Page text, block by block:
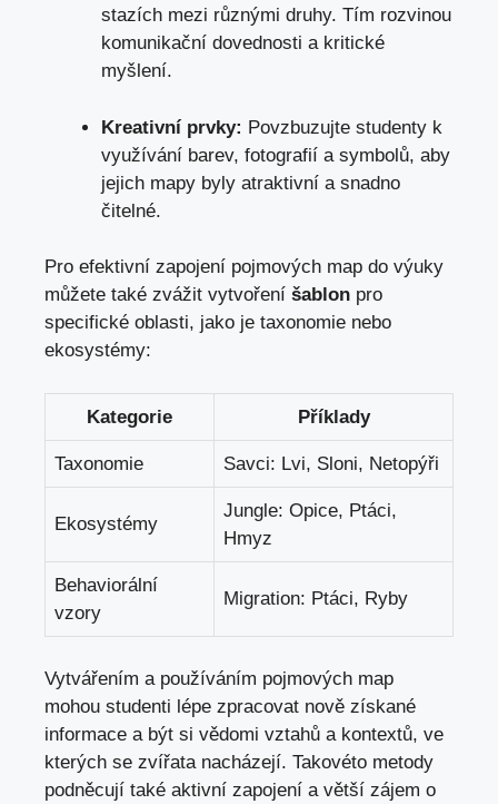
stazích mezi různými druhy. Tím rozvinou
komunikační dovednosti a kritické
myšlení.
Kreativní prvky: Povzbuzujte studenty k
využívání barev, fotografií a symbolů, aby
jejich mapy byly atraktivní a snadno
čitelné.
Pro efektivní zapojení pojmových map do výuky
můžete také zvážit vytvoření šablon pro
specifické oblasti, jako je taxonomie nebo
ekosystémy:
Kategorie Příklady
Taxonomie Savci: Lvi, Sloni, Netopýři
Ekosystémy
Jungle: Opice, Ptáci,
Hmyz
Behaviorální
vzory
Migration: Ptáci, Ryby
Vytvářením a používáním pojmových map
mohou studenti lépe zpracovat nově získané
informace a být si vědomi vztahů a kontextů, ve
kterých se zvířata nacházejí. Takovéto metody
podněcují také aktivní zapojení a větší zájem o